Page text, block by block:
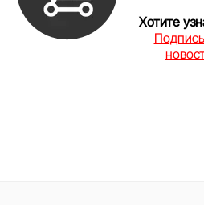
Хотите